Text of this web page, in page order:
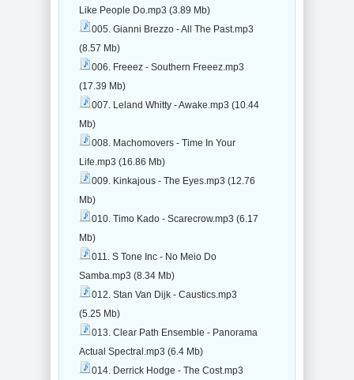
Like People Do.mp3 (3.89 Mb)
005. Gianni Brezzo - All The Past.mp3
(8.57 Mb)
006. Freeez - Southern Freeez.mp3
(17.39 Mb)
007. Leland Whitty - Awake.mp3 (10.44
Mb)
008. Machomovers - Time In Your
Life.mp3 (16.86 Mb)
009. Kinkajous - The Eyes.mp3 (12.76
Mb)
010. Timo Kado - Scarecrow.mp3 (6.17
Mb)
011. S Tone Inc - No Meio Do
Samba.mp3 (8.34 Mb)
012. Stan Van Dijk - Caustics.mp3
(5.25 Mb)
013. Clear Path Ensemble - Panorama
Actual Spectral.mp3 (6.4 Mb)
014. Derrick Hodge - The Cost.mp3